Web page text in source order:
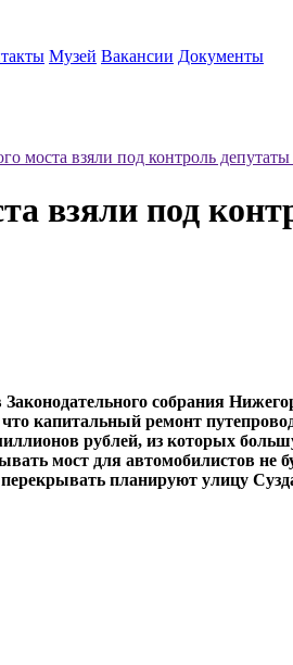
Музей Вакансии Документы
моста взяли под контроль депутаты
взяли под
собрания
капитальный ремонт
рублей, из которых
мост для автомобилистов не
планируют улицу